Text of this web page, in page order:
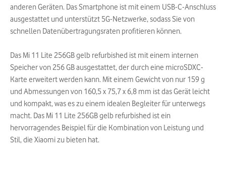
anderen Geräten. Das Smartphone ist mit einem USB-C-Anschluss
ausgestattet und unterstützt 5G-Netzwerke, sodass Sie von
schnellen Datenübertragungsraten profitieren können.
Das Mi 11 Lite 256GB gelb refurbished ist mit einem internen
Speicher von 256 GB ausgestattet, der durch eine microSDXC-
Karte erweitert werden kann. Mit einem Gewicht von nur 159 g
und Abmessungen von 160,5 x 75,7 x 6,8 mm ist das Gerät leicht
und kompakt, was es zu einem idealen Begleiter für unterwegs
macht. Das Mi 11 Lite 256GB gelb refurbished ist ein
hervorragendes Beispiel für die Kombination von Leistung und
Stil, die Xiaomi zu bieten hat.